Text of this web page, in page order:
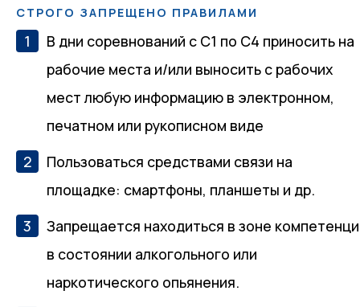
СТРОГО ЗАПРЕЩЕНО ПРАВИЛАМИ
В дни соревнований с С1 по С4 приносить на
рабочие места и/или выносить с рабочих
мест любую информацию в электронном,
печатном или рукописном виде
Пользоваться средствами связи на
площадке: смартфоны, планшеты и др.
Запрещается находиться в зоне
в состоянии алкогольного или
наркотического опьянения.